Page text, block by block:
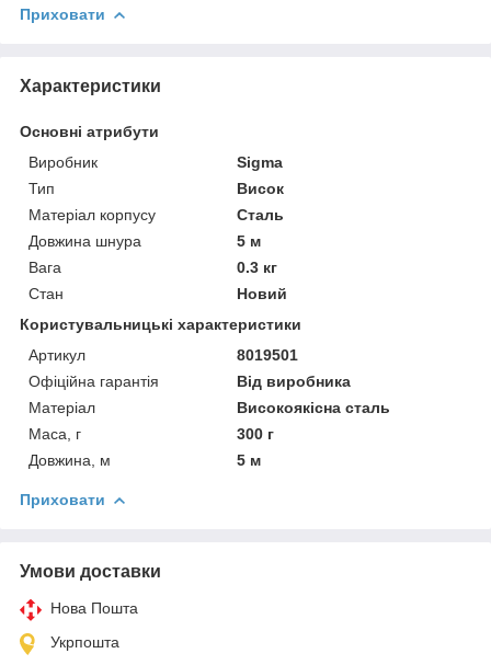
Приховати
Характеристики
Основні атрибути
Виробник
Sigma
Тип
Висок
Матеріал корпусу
Сталь
Довжина шнура
5 м
Вага
0.3 кг
Стан
Новий
Користувальницькі характеристики
Артикул
8019501
Офіційна гарантія
Від виробника
Матеріал
Високоякісна сталь
Маса, г
300 г
Довжина, м
5 м
Приховати
Умови доставки
Нова Пошта
Укрпошта